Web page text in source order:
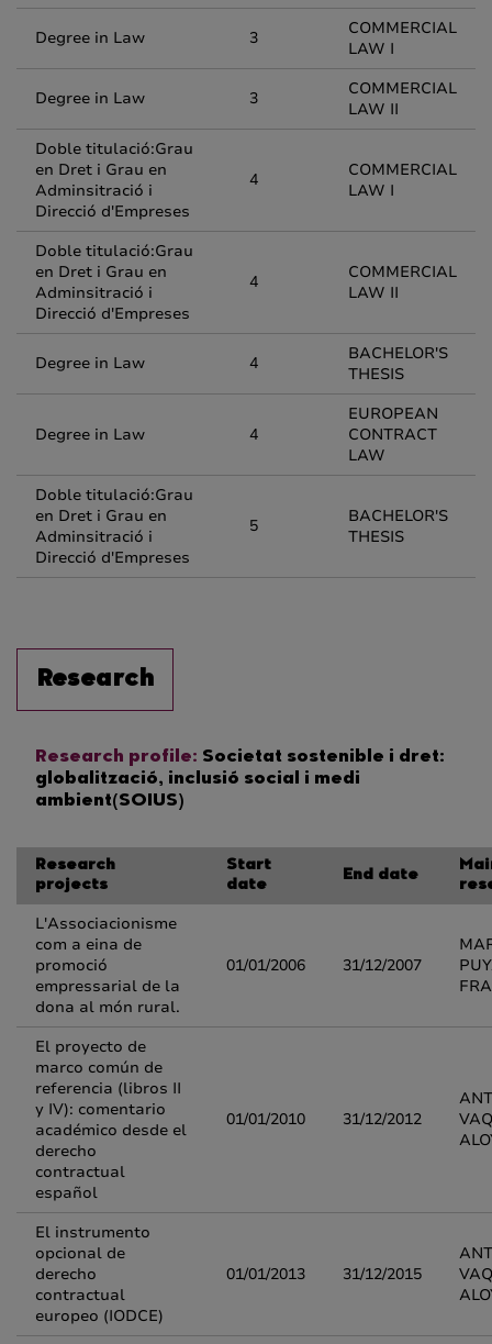
Degree in Law 3
COMMERCIAL
LAW I
Degree in Law 3
COMMERCIAL
LAW II
Doble titulació:Grau
en Dret i Grau en
Adminsitració i
Direcció d'Empreses
4
COMMERCIAL
LAW I
Doble titulació:Grau
en Dret i Grau en
Adminsitració i
Direcció d'Empreses
4
COMMERCIAL
LAW II
Degree in Law 4
BACHELOR'S
THESIS
Degree in Law 4
EUROPEAN
CONTRACT
LAW
Doble titulació:Grau
en Dret i Grau en
Adminsitració i
Direcció d'Empreses
5
BACHELOR'S
THESIS
Research
Research profile: Societat sostenible i dret:
globalització, inclusió social i medi
ambient(SOIUS)
Research
projects
Start
date
End date
L'Associacionisme
com a eina de
promoció
empressarial de la
dona al món rural.
01/01/2006 31/12/2007
El proyecto de
marco común de
referencia (libros II
y IV): comentario
académico desde el
derecho
contractual
español
01/01/2010 31/12/2012
El instrumento
opcional de
derecho
contractual
europeo (IODCE)
01/01/2013 31/12/2015